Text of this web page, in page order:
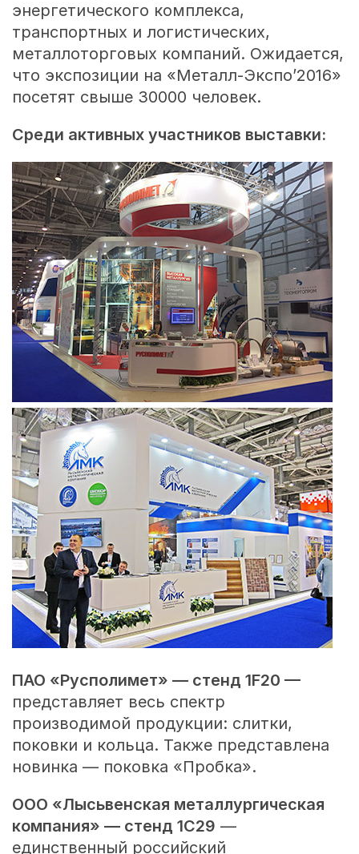
энергетического комплекса,
транспортных и логистических,
металлоторговых компаний. Ожидается,
что экспозиции на «Металл-Экспо’2016»
посетят свыше 30000 человек.
Среди активных участников выставки:
ПАО «Русполимет» — стенд 1F20 —
представляет весь спектр
производимой продукции: слитки,
поковки и кольца. Также представлена
новинка — поковка «Пробка».
ООО «Лысьвенская металлургическая
компания» — стенд 1C29 —
единственный российский